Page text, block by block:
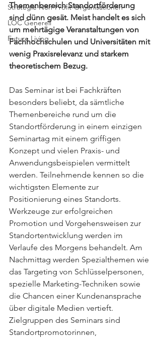
Strategie Non-Profit-Organisationen
LOC Generell
Future Living
Themenbereich Standortförderung
sind dünn gesät. Meist handelt es sich
um mehrtägige Veranstaltungen von
Fachhochschulen und Universitäten mit
wenig Praxisrelevanz und starkem
theoretischem Bezug.
Das Seminar ist bei Fachkräften
besonders beliebt, da sämtliche
Themenbereiche rund um die
Standortförderung in einem einzigen
Seminartag mit einem griffigen
Konzept und vielen Praxis- und
Anwendungsbeispielen vermittelt
werden. Teilnehmende kennen so die
wichtigsten Elemente zur
Positionierung eines Standorts.
Werkzeuge zur erfolgreichen
Promotion und Vorgehensweisen zur
Standortentwicklung werden im
Verlaufe des Morgens behandelt. Am
Nachmittag werden Spezialthemen wie
das Targeting von Schlüsselpersonen,
spezielle Marketing-Techniken sowie
die Chancen einer Kundenansprache
über digitale Medien vertieft.
Zielgruppen des Seminars sind
Standortpromotorinnen,